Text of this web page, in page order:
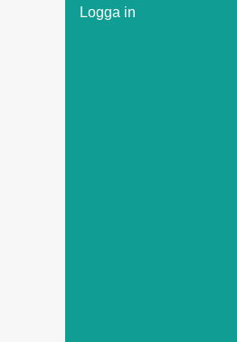
Logga in